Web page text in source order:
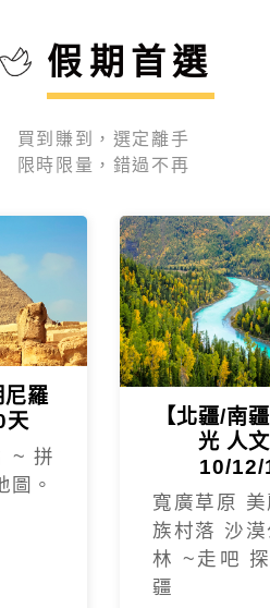
假期首選
買到賺到，選定離手
限時限量，錯過不再
尼羅
天
~ 拼
圖。
【北疆/南
光 人
10/12/
寬廣草原
族村落 沙
林 ~走吧
疆